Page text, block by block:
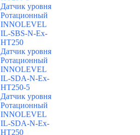
Датчик уровня
Ротационный
INNOLEVEL
IL-SBS-N-Ex-
HT250
Датчик уровня
Ротационный
INNOLEVEL
IL-SDA-N-Ex-
HT250-5
Датчик уровня
Ротационный
INNOLEVEL
IL-SDA-N-Ex-
HT250